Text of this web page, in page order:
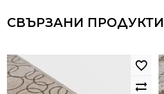
СВЪРЗАНИ ПРОДУКТИ